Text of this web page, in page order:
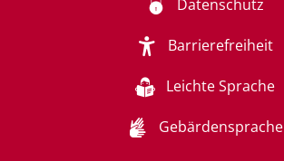
Datenschutz
Barrierefreiheit
Leichte Sprache
Gebärdensprache